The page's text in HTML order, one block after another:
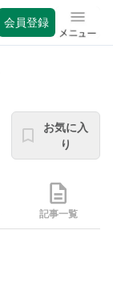
会員登録 メニュ
お気に入
り
記事一覧